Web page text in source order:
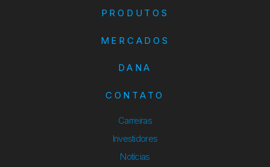
PRODUTOS
MERCADOS
DANA
CONTATO
Carreiras
Investidores
Notícias